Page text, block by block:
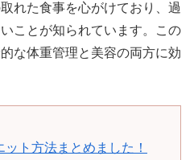
れた食事を心がけており、過
ことが知られています。この
な体重管理と美容の両方に効
ト方法まとめました！